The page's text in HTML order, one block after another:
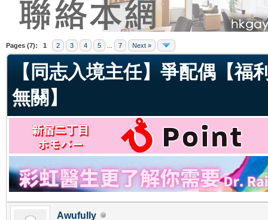
Pages (7): 1 2 3 4 5 7 Next »
【同志入境主任】爭配偶【
無關】
Awufully